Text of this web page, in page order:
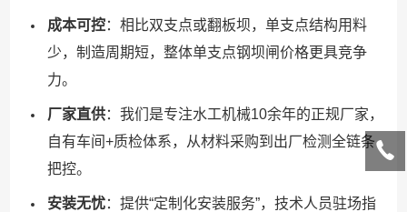
成本可控：相比双支点或翻板坝，单支点结构用料
少，制造周期短，整体单支点钢坝闸价格更具竞争
力。
厂家直供：我们是专注水工机械10余年的正规厂家，
自有车间+质检体系，从材料采购到出厂检测全链条
把控。
安装无忧：提供“定制化安装服务”，技术人员驻场指